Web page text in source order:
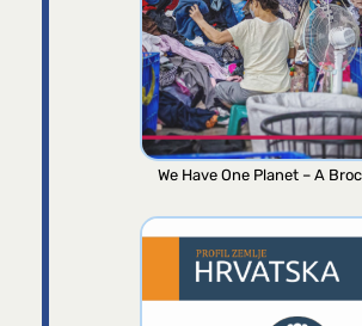
We Have One Planet – A